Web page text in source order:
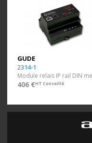
GUDE
2314-1
406 €HT Conseillé